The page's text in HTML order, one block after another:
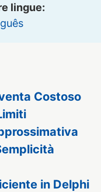
lingue:
Costoso
in Delphi